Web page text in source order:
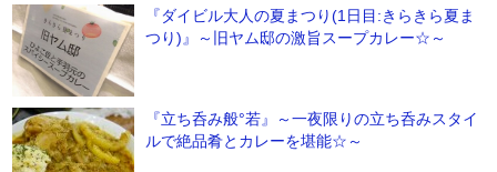
『ダイビル大人の夏まつり(1日目:きらきら夏ま
つり)』～旧ヤム邸の激旨スープカレー☆～
『立ち呑み般°若』～一夜限りの立ち呑みスタイ
ルで絶品肴とカレーを堪能☆～